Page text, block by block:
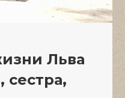
Льва
сестра,